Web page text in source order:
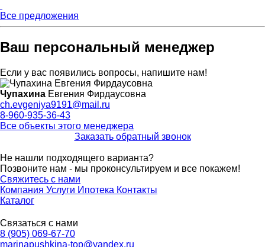
Все предложения
Ваш персональный менеджер
Если у вас появились вопросы, напишите нам!
Чупахина Евгения Фирдаусовна
ch.evgeniya9191@mail.ru
8-960-935-36-43
Все объекты этого менеджера
Заказать обратный звонок
Не нашли подходящего варианта?
Позвоните нам - мы проконсультируем и все покажем!
Свяжитесь с нами
Компания Услуги Ипотека Контакты
Каталог
Связаться с нами
8 (905) 069-67-70
marinapushkina-top@yandex.ru